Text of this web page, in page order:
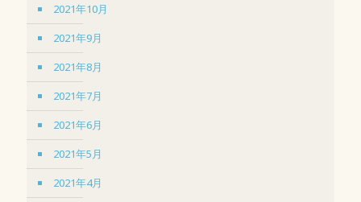
2021年10月
2021年9月
2021年8月
2021年7月
2021年6月
2021年5月
2021年4月